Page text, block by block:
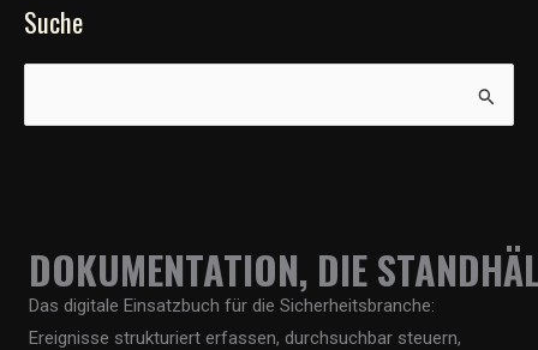
Suche
n
DOKUMENTATION, DIE
Das digitale Einsatzbuch für die Sicherheitsbranche:
Ereignisse strukturiert erfassen, durchsuchbar steuern,